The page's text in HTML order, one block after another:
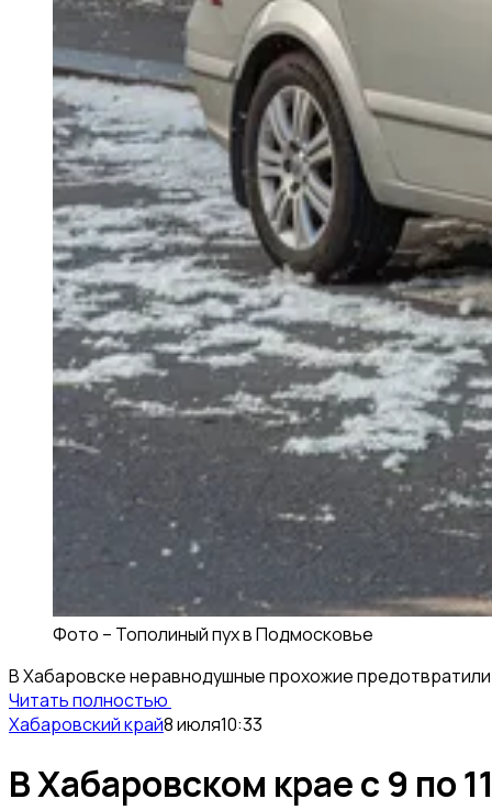
Фото – Тополиный пух в Подмосковье
В Хабаровске неравнодушные прохожие
Читать полностью
Хабаровский край8 июля10:33
В Хабаровском крае с 9 по